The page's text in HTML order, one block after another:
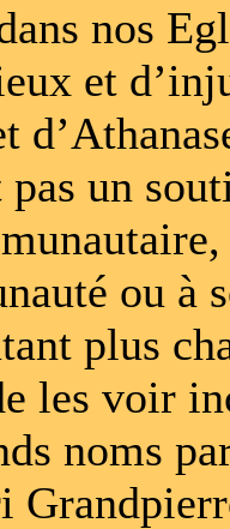
nos
et
pas un
ou à
plus
les voir
noms